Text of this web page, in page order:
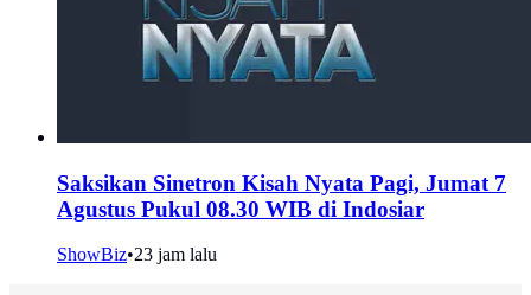
Saksikan Sinetron Kisah Nyata Pagi, Jumat 7
Agustus Pukul 08.30 WIB di Indosiar
ShowBiz•23 jam lalu